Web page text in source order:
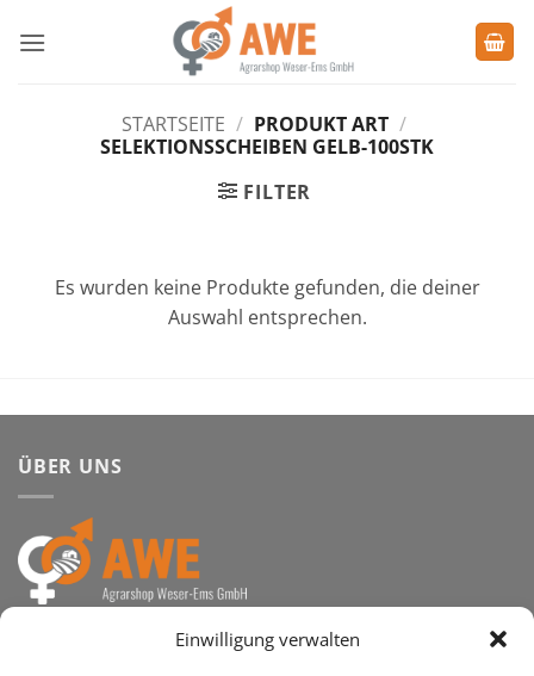
Einwilligung verwalten
Inhalt
STARTSEITE / PRODUKT ART /
SELEKTIONSSCHEIBEN GELB-100STK
FILTER
Es wurden keine Produkte gefunden, die deiner
Auswahl entsprechen.
ÜBER UNS
awe ist heute auf vielen Höfen die 1. Adresse, wenn es